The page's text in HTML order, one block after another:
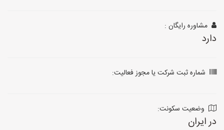
مشاوره رایگان :
دارد
شماره ثبت شرکت یا مجوز فعالیت:
وضعیت سکونت:
در ایران